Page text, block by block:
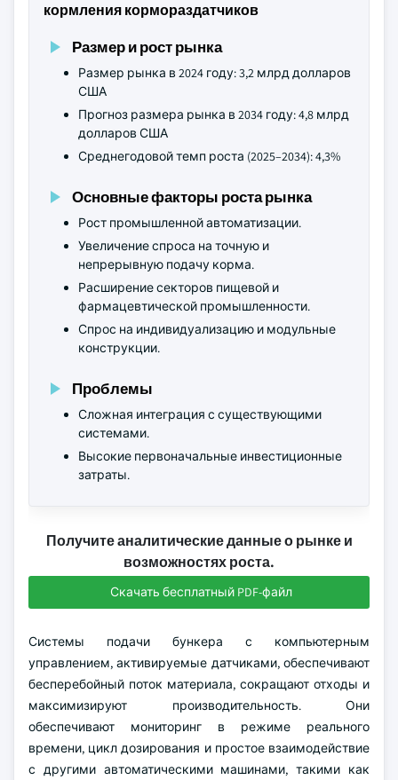
кормления кормораздатчиков
Размер и рост рынка
Размер рынка в 2024 году: 3,2 млрд долларов
США
Прогноз размера рынка в 2034 году: 4,8 млрд
долларов США
Среднегодовой темп роста (2025–2034): 4,3%
Основные факторы роста рынка
Рост промышленной автоматизации.
Увеличение спроса на точную и
непрерывную подачу корма.
Расширение секторов пищевой и
фармацевтической промышленности.
Спрос на индивидуализацию и модульные
конструкции.
Проблемы
Сложная интеграция с существующими
системами.
Высокие первоначальные инвестиционные
затраты.
Получите аналитические данные о рынке и
возможностях роста.
Скачать бесплатный PDF-файл
Системы подачи бункера с компьютерным
управлением, активируемые датчиками, обеспечивают
бесперебойный поток материала, сокращают отходы и
максимизируют производительность. Они
обеспечивают мониторинг в режиме реального
времени, цикл дозирования и простое взаимодействие
с другими автоматическими машинами, такими как